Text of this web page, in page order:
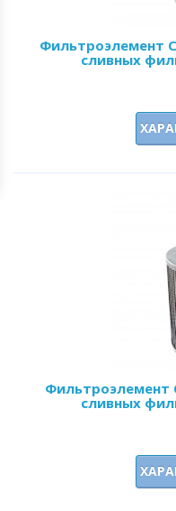
Фильтроэлемент
сливных
Фильтроэлемент
сливных